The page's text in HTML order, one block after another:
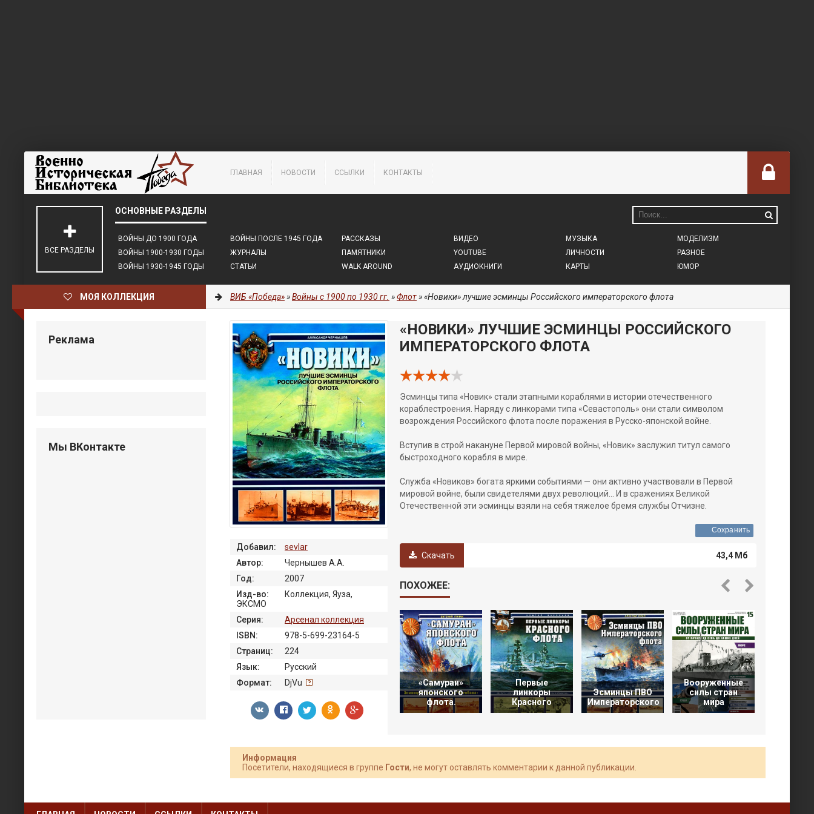
ГЛАВНАЯ НОВОСТИ ССЫЛКИ КОНТАКТЫ
ВОЙНЫ ДО 1900 ГОДА
ВОЙНЫ 1900-1930 ГОДЫ
ВОЙНЫ 1930-1945 ГОДЫ
ВОЙНЫ ПОСЛЕ 1945 ГОДА
ЖУРНАЛЫ
СТАТЬИ
РАССКАЗЫ
ПАМЯТНИКИ
WALK AROUND
ВИДЕО
YOUTUBE
АУДИОКНИГИ
МУЗЫКА
ЛИЧНОСТИ
КАРТЫ
МОДЕЛИЗМ
РАЗНОЕ
ЮМОР
ВСЕ РАЗДЕЛЫ
МОЯ КОЛЛЕКЦИЯ ВИБ «Победа»»Войны с 1900 по 1930 гг. »Флот» «Новики» лучшие эсминцы Российского императорского флота
«НОВИКИ» ЛУЧШИЕ ЭСМИНЦЫ РОССИЙСКОГО
ИМПЕРАТОРСКОГО ФЛОТА
Эсминцы типа «Новик» стали этапными кораблями в истории отечественного
кораблестроения. Наряду с линкорами типа «Севастополь» они стали символом
возрождения Российского флота после поражения в Русско-японской войне.
Вступив в строй накануне Первой мировой войны, «Новик» заслужил титул самого
быстроходного корабля в мире.
Служба «Новиков» богата яркими событиями — они активно участвовали в Первой
мировой войне, были свидетелями двух революций... И в сражениях Великой
Отечественной эти эсминцы взяли на себя тяжелое бремя службы Отчизне.
Сохранить
Скачать 43,4 Мб
Добавил:
sevlar
Автор:
Чернышев А.А.
Год:
2007
Изд-во:
Коллекция, Яуза,
ЭКСМО
Серия:
Арсенал коллекция
ISBN:
978-5-699-23164-5
Страниц:
224
Язык:
Русский
Формат:
DjVu
ПОХОЖЕЕ:
«Самураи»
японского
флота.
Первые
линкоры
Красного
Эсминцы ПВО
Императорского
Вооруженные
силы стран
мира
Информация
Посетители, находящиеся в группе Гости, не могут оставлять комментарии к данной публикации.
Реклама
Мы ВКонтакте